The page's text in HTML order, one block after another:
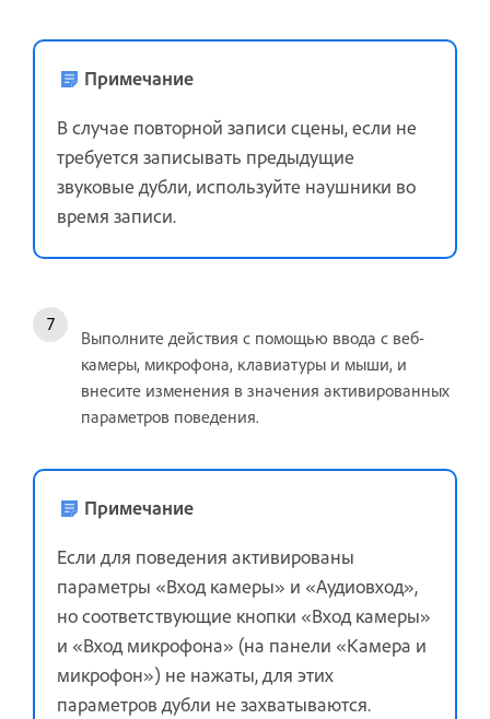
Примечание
В случае повторной записи сцены, если не
требуется записывать предыдущие
звуковые дубли, используйте наушники во
время записи.
Выполните действия с помощью ввода с веб-
камеры, микрофона, клавиатуры и мыши, и
внесите изменения в значения активированных
параметров поведения.
Примечание
Если для поведения активированы
параметры «Вход камеры» и «Аудиовход»,
но соответствующие кнопки «Вход камеры»
и «Вход микрофона» (на панели «Камера и
микрофон») не нажаты, для этих
параметров дубли не захватываются.